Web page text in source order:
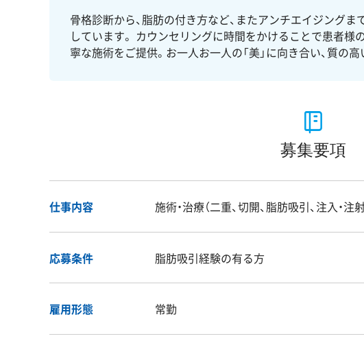
骨格診断から、脂肪の付き方など、またアンチエイジング
しています。 カウンセリングに時間をかけることで患者様
寧な施術をご提供。お一人お一人の「美」に向き合い、質の
募集要項
仕事内容 施術・治療（二重、切開、脂肪吸引、注入・注
応募条件 脂肪吸引経験の有る方
雇用形態 常勤